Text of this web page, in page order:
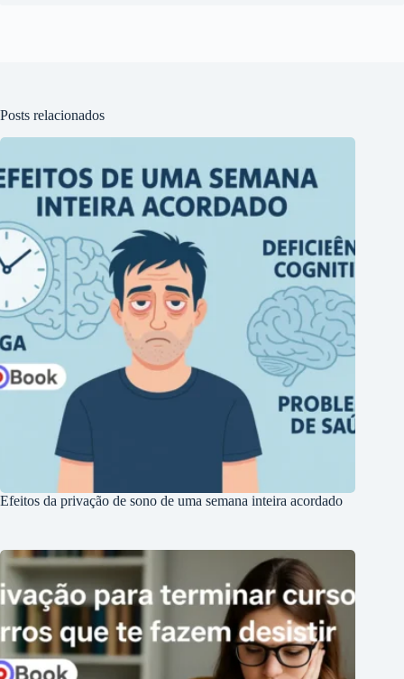
Posts relacionados
Efeitos da privação de sono de uma semana inteira acordado